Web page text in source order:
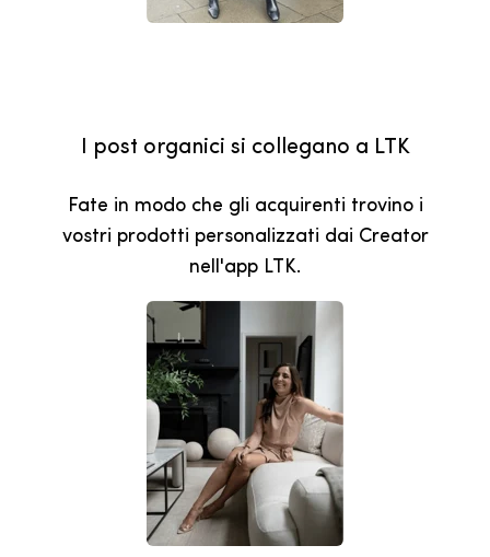
I post organici si collegano a LTK
Fate in modo che gli acquirenti trovino i
vostri prodotti personalizzati dai Creator
nell'app LTK.